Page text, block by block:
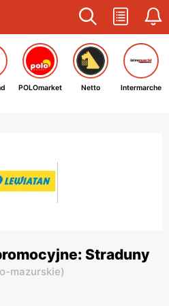
POLOmarket Netto Intermarche
Straduny
mazurskie)